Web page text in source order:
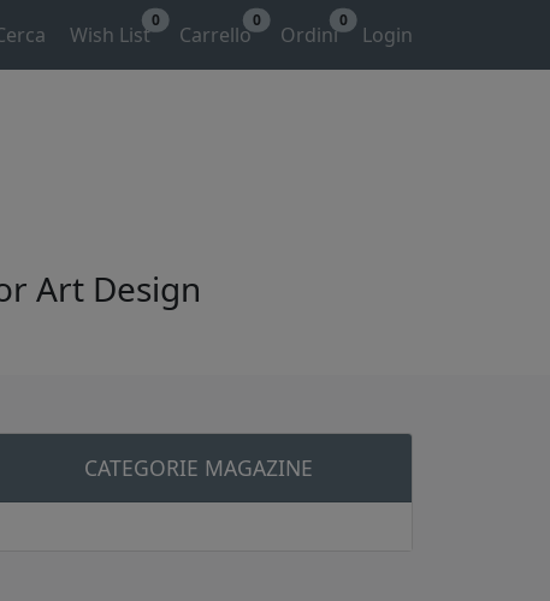
Wish List
0
Carrello
0
Ordini
0
Login
Art Design
CATEGORIE MAGAZINE